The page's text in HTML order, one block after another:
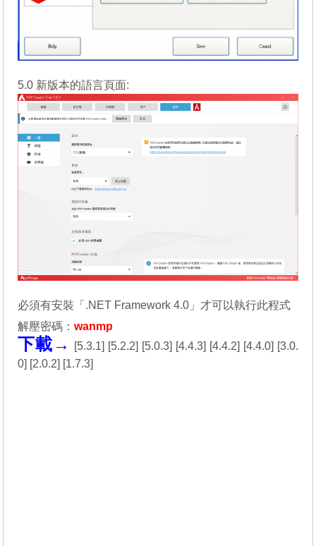
5.0 新版本的語言頁面:
必須有安裝「.NET Framework 4.0」才可以執行此程式
解壓密碼：wanmp
下載→ [5.3.1] [5.2.2] [5.0.3] [4.4.3] [4.4.2] [4.4.0] [3.0.
0] [2.0.2] [1.7.3]